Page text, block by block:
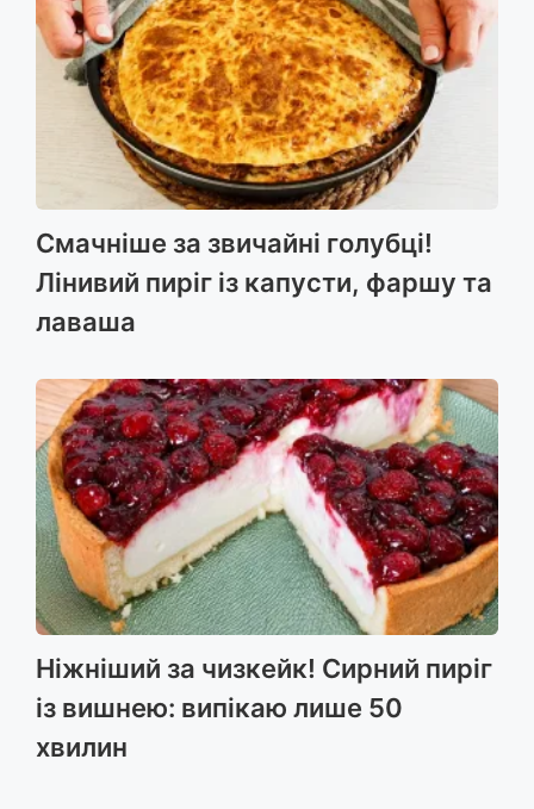
Смачніше за звичайні голубці!
Лінивий пиріг із капусти, фаршу та
лаваша
Ніжніший за чизкейк! Сирний пиріг
із вишнею: випікаю лише 50
хвилин